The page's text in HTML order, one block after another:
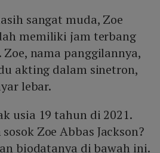
sangat muda, Zoe
memiliki jam terbang
nama panggilannya,
akting dalam sinetron,
lebar.
usia 19 tahun di 2021.
Zoe Abbas Jackson?
biodatanya di bawah ini.